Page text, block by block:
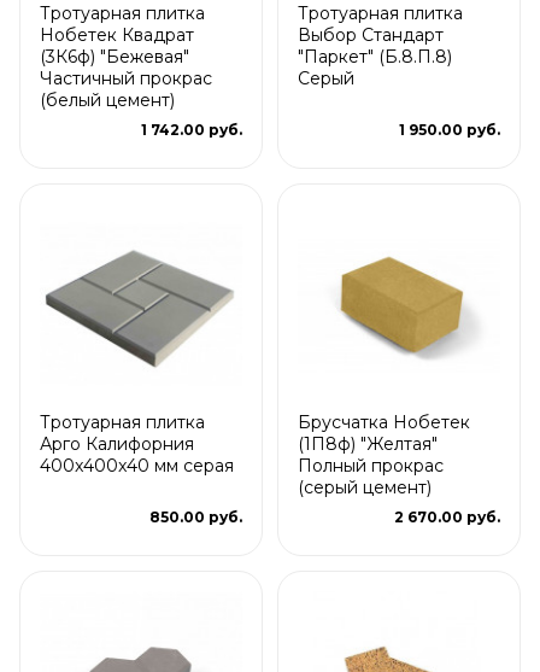
Тротуарная плитка
Нобетек Квадрат
(3К6ф) "Бежевая"
Частичный прокрас
(белый цемент)
1 742.00 руб.
Тротуарная плитка
Выбор Стандарт
"Паркет" (Б.8.П.8)
Серый
1 950.00 руб.
Тротуарная плитка
Арго Калифорния
400x400x40 мм серая
850.00 руб.
Брусчатка Нобетек
(1П8ф) "Желтая"
Полный прокрас
(серый цемент)
2 670.00 руб.